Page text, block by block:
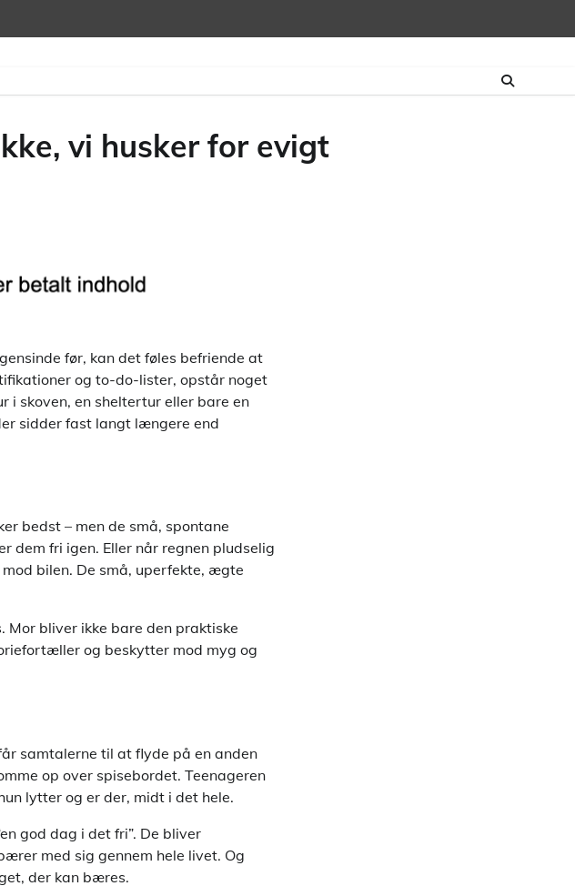
vi husker for evigt
før, kan det føles befriende at
og to-do-lister, opstår noget
i skoven, en sheltertur eller bare en
sidder fast langt længere end
bedst – men de små, spontane
dem fri igen. Eller når regnen pludselig
bilen. De små, uperfekte, ægte
Mor bliver ikke bare den praktiske
og beskytter mod myg og
samtalerne til at flyde på en anden
op over spisebordet. Teenageren
lytter og er der, midt i det hele.
god dag i det fri”. De bliver
med sig gennem hele livet. Og
der kan bæres.